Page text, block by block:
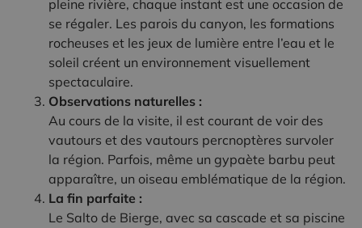
pleine rivière, chaque instant est une occasion de
se régaler. Les parois du canyon, les formations
rocheuses et les jeux de lumière entre l’eau et le
soleil créent un environnement visuellement
spectaculaire.
Observations naturelles :
Au cours de la visite, il est courant de voir des
vautours et des vautours percnoptères survoler
la région. Parfois, même un gypaète barbu peut
apparaître, un oiseau emblématique de la région.
La fin parfaite :
Le Salto de Bierge, avec sa cascade et sa piscine